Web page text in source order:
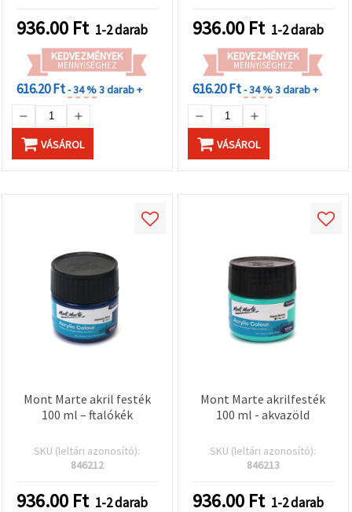
936.00 Ft 1-2 darab
KEDVEZMÉNYEK
MENNYISÉGHEZ
616.20 Ft- 34 %3 darab +
VÁSÁROL
936.00 Ft 1-2 darab
KEDVEZMÉNYEK
MENNYISÉGHEZ
616.20 Ft- 34 %3 darab +
VÁSÁROL
Mont Marte akril festék
100 ml – ftalókék
SKU (leltári azonosító):
846212
936.00 Ft 1-2 darab
Mont Marte akrilfesték
100 ml - akvazöld
SKU (leltári azonosító):
846213
936.00 Ft 1-2 darab